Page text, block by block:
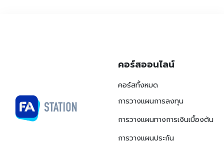
คอร์สออนไลน์
คอร์สทั้งหมด
การวางแผนการลงทุน
การวางแผนทางการเงินเบื้องต้น
การวางแผนประกัน